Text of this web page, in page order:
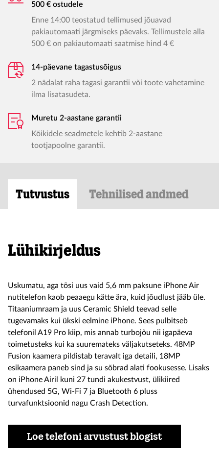
500 € ostudele
Enne 14:00 teostatud tellimused jõuavad
pakiautomaati järgmiseks päevaks. Tellimustele alla
500 € on pakiautomaati saatmise hind 4 €
14-päevane tagastusõigus
2 nädalat raha tagasi garantii või toote vahetamine
ilma lisatasudeta.
Muretu 2-aastane garantii
Kõikidele seadmetele kehtib 2-aastane
tootjapoolne garantii.
Tutvustus Tehnilised andmed
Lühikirjeldus
Uskumatu, aga tõsi uus vaid 5,6 mm paksune iPhone Air
nutitelefon kaob peaaegu kätte ära, kuid jõudlust jääb üle.
Titaaniumraam ja uus Ceramic Shield teevad selle
tugevamaks kui ükski eelmine iPhone. Sees pulbitseb
telefonil A19 Pro kiip, mis annab turbojõu nii igapäeva
toimetusteks kui ka suuremateks väljakutseteks. 48MP
Fusion kaamera pildistab teravalt iga detaili, 18MP
esikaamera paneb sind ja su sõbrad alati fookusesse. Lisaks
on iPhone Airil kuni 27 tundi akukestvust, ülikiired
ühendused 5G, Wi-Fi 7 ja Bluetooth 6 pluss
turvafunktsioonid nagu Crash Detection.
Loe telefoni arvustust blogist